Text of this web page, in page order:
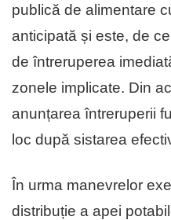
publică de alimentare
anticipată și este, de
de întreruperea
zonele implicate. Din
anunțarea întreruperii
loc după sistarea
În urma manevrelor
distribuție a apei